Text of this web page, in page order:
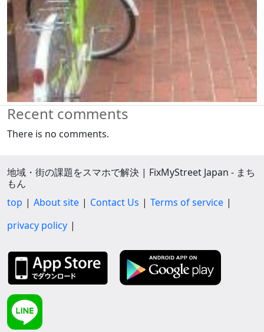
Recent comments
There is no comments.
地域・街の課題をスマホで解決 | FixMyStreet Japan - まち
もん
top
About site Contact Us
Terms of service
privacy policy